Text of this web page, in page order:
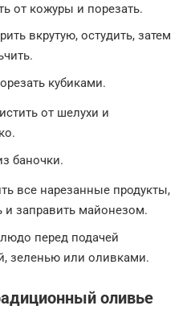
от кожуры и порезать.
вкрутую, остудить, затем
кубиками.
от шелухи и
баночки.
все нарезанные продукты,
и заправить майонезом.
перед подачей
зеленью или оливками.
оливье